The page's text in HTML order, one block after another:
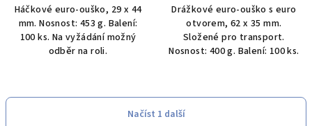
Háčkové euro-ouško, 29 x 44
mm. Nosnost: 453 g. Balení:
100 ks. Na vyžádání možný
odběr na roli.
Drážkové euro-ouško s euro
otvorem, 62 x 35 mm.
Složené pro transport.
Nosnost: 400 g. Balení: 100 ks.
Načíst 1 další